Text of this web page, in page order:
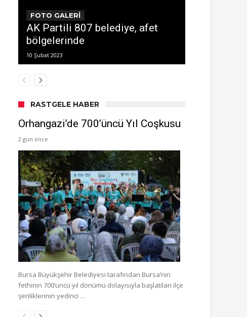
FOTO GALERİ
AK Partili 807 belediye, afet
bölgelerinde
10 Şubat 2023
RASTGELE HABER
Orhangazi’de 700’üncü Yıl Coşkusu
2 gün önce
Bursa Büyükşehir Belediyesi tarafından Bursa’nın
fethinin 700’üncü yıl dönümü dolayısıyla başlatılan ilçe
şenliklerinin yedinci …